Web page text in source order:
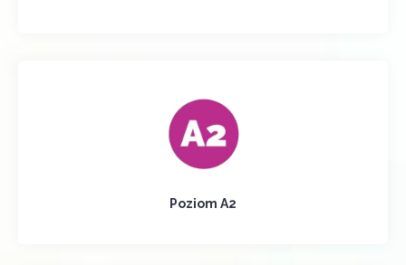
Poziom A2